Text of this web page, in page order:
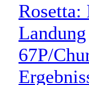
Rosetta:
Landung
67P/